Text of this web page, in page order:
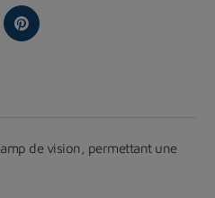
de vision, permettant une